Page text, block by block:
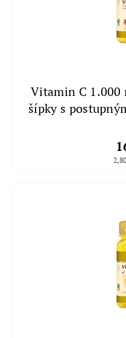
Vitamin C 1.000
šípky s